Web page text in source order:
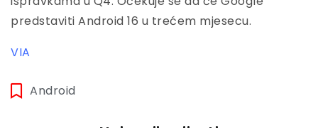
predstaviti Android 16 u trećem mjesecu.
VIA
Android